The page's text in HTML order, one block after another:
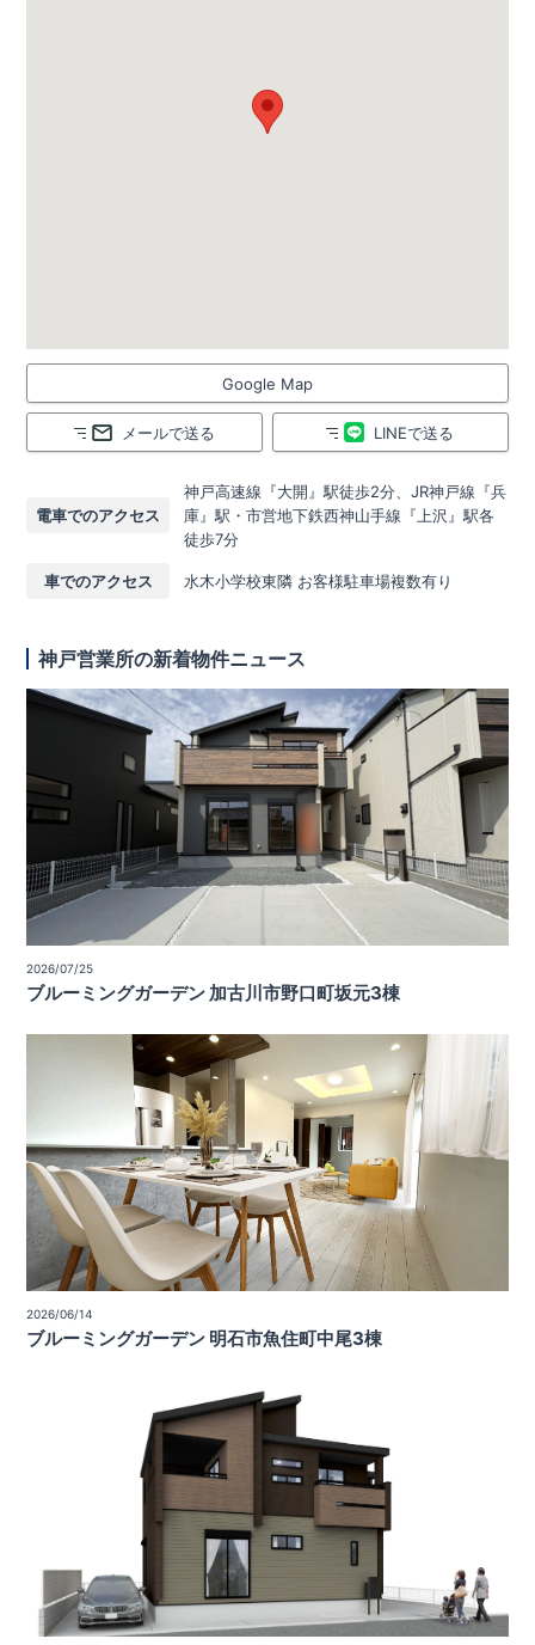
Google Map
メールで送る LINEで送る
電車でのアクセス
神戸高速線『大開』駅徒歩2分、JR神戸線『兵
庫』駅・市営地下鉄西神山手線『上沢』駅各
徒歩7分
車でのアクセス 水木小学校東隣 お客様駐車場複数有り
神戸営業所の新着物件ニュース
2026/07/25
ブルーミングガーデン 加古川市野口町坂元3棟
2026/06/14
ブルーミングガーデン 明石市魚住町中尾3棟